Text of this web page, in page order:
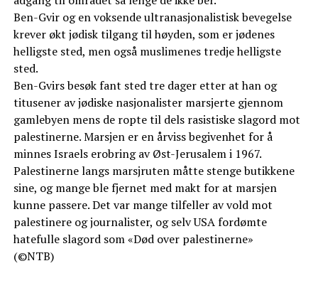
Ben-Gvir og en voksende ultranasjonalistisk bevegelse
krever økt jødisk tilgang til høyden, som er jødenes
helligste sted, men også muslimenes tredje helligste
sted.
Ben-Gvirs besøk fant sted tre dager etter at han og
titusener av jødiske nasjonalister marsjerte gjennom
gamlebyen mens de ropte til dels rasistiske slagord mot
palestinerne. Marsjen er en årviss begivenhet for å
minnes Israels erobring av Øst-Jerusalem i 1967.
Palestinerne langs marsjruten måtte stenge butikkene
sine, og mange ble fjernet med makt for at marsjen
kunne passere. Det var mange tilfeller av vold mot
palestinere og journalister, og selv USA fordømte
hatefulle slagord som «Død over palestinerne»
(©NTB)